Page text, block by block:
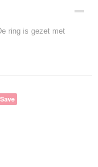
ring is gezet met
Save